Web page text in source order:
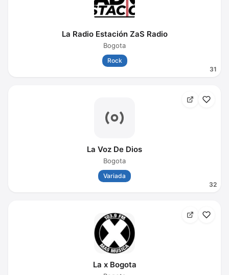
31
La Radio Estación ZaS Radio
Bogota
Rock
32
La Voz De Dios
Bogota
Variada
La x Bogota